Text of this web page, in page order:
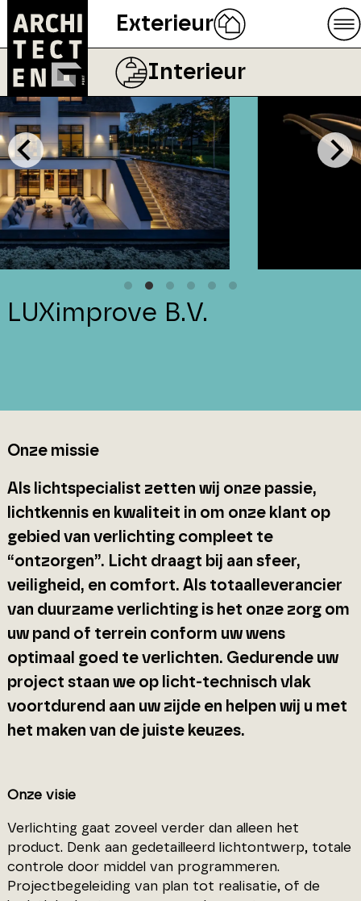
Exterieur
Interieur
LUXimprove B.V.
Onze missie
Als lichtspecialist zetten wij onze passie,
lichtkennis en kwaliteit in om onze klant op
gebied van verlichting compleet te
“ontzorgen”. Licht draagt bij aan sfeer,
veiligheid, en comfort. Als totaalleverancier
van duurzame verlichting is het onze zorg om
uw pand of terrein conform uw wens
optimaal goed te verlichten. Gedurende uw
project staan we op licht-technisch vlak
voortdurend aan uw zijde en helpen wij u met
het maken van de juiste keuzes.
Onze visie
Verlichting gaat zoveel verder dan alleen het
product. Denk aan gedetailleerd lichtontwerp, totale
controle door middel van programmeren.
Projectbegeleiding van plan tot realisatie, of de